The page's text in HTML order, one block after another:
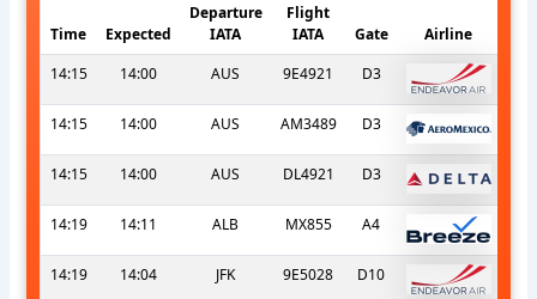
Time Expected
Departure
IATA
Flight
IATA
Gate
Airline
14:15
14:00 AUS 9E4921 D3
14:15 14:00 AUS AM3489 D3
14:15 14:00 AUS DL4921 D3
14:19 14:11 ALB MX855 A4
14:19 14:04 JFK 9E5028 D10